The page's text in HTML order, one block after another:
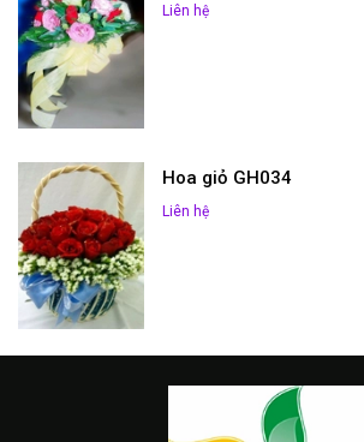
Liên hệ
Hoa giỏ GH034
Liên hệ